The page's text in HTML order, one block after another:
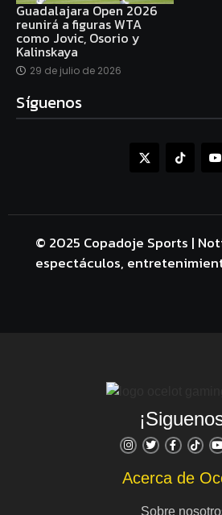
Guadalajara Open 2026
reunirá a figuras WTA
como Jovic, Osorio y
Kalinskaya
29 de julio de 2026
Síguenos
© 2025 Copadoje Sports |
espectáculos,
Acerca de
Sobre